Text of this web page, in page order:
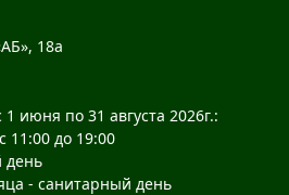
18а
июня по 31 августа 2026г.:
11:00 до 19:00
день
- санитарный день